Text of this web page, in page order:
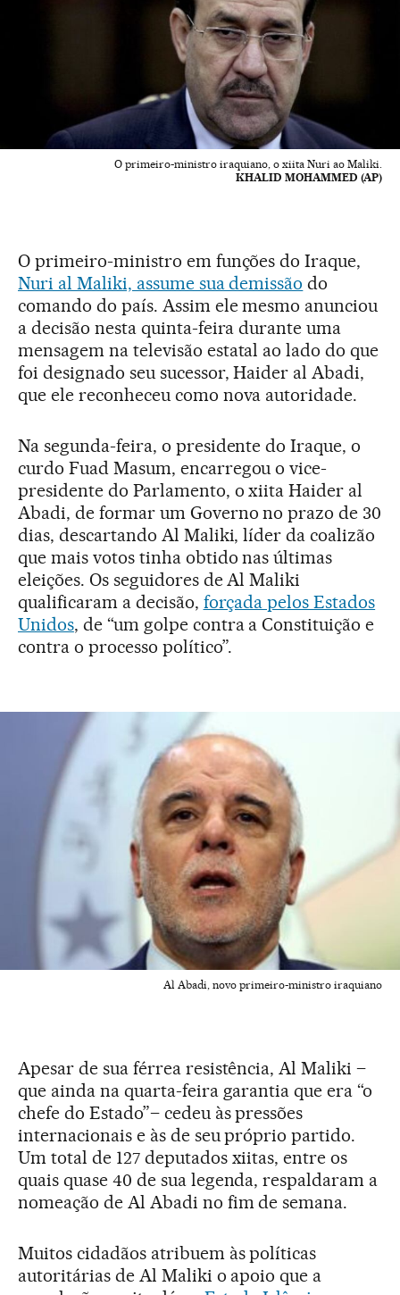
O primeiro-ministro iraquiano, o xiita Nuri ao Maliki.
KHALID MOHAMMED (AP)
O primeiro-ministro em funções do Iraque,
Nuri al Maliki, assume sua demissão do
comando do país. Assim ele mesmo anunciou
a decisão nesta quinta-feira durante uma
mensagem na televisão estatal ao lado do que
foi designado seu sucessor, Haider al Abadi,
que ele reconheceu como nova autoridade.
Na segunda-feira, o presidente do Iraque, o
curdo Fuad Masum, encarregou o vice-
presidente do Parlamento, o xiita Haider al
Abadi, de formar um Governo no prazo de 30
dias, descartando Al Maliki, líder da coalizão
que mais votos tinha obtido nas últimas
eleições. Os seguidores de Al Maliki
qualificaram a decisão, forçada pelos Estados
Unidos, de “um golpe contra a Constituição e
contra o processo político”.
Al Abadi, novo primeiro-ministro iraquiano
Apesar de sua férrea resistência, Al Maliki –
que ainda na quarta-feira garantia que era “o
chefe do Estado”– cedeu às pressões
internacionais e às de seu próprio partido.
Um total de 127 deputados xiitas, entre os
quais quase 40 de sua legenda, respaldaram a
nomeação de Al Abadi no fim de semana.
Muitos cidadãos atribuem às políticas
autoritárias de Al Maliki o apoio que a